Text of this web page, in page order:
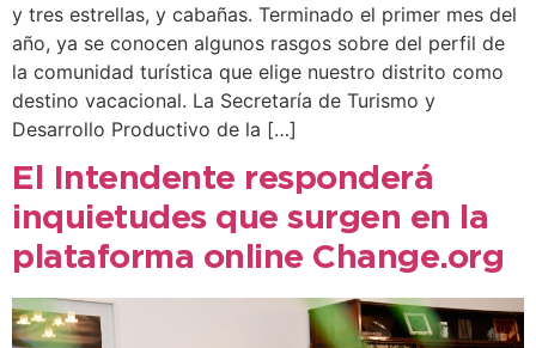
y tres estrellas, y cabañas. Terminado el primer mes del
año, ya se conocen algunos rasgos sobre del perfil de
la comunidad turística que elige nuestro distrito como
destino vacacional. La Secretaría de Turismo y
Desarrollo Productivo de la […]
El Intendente responderá
inquietudes que surgen en la
plataforma online Change.org